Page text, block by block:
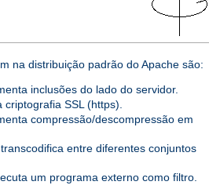
na distribuição padrão do Apache são:
inclusões do lado do servidor.
criptografia SSL (https).
compressão/descompressão em
, transcodifica entre diferentes conjuntos
um programa externo como filtro.